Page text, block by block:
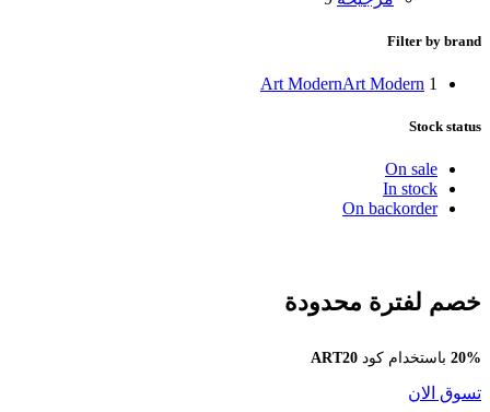
Filter by brand
Art ModernArt Modern 1
Stock status
On sale
In stock
On backorder
خصم لفترة محدودة
20% باستخدام كود ART20
تسوق الان